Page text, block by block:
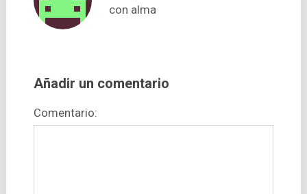
con alma
Añadir un comentario
Comentario: